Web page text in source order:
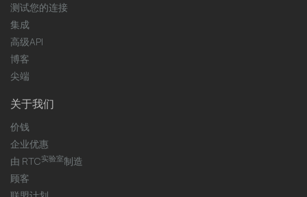
测试您的连接
集成
高级API
博客
尖端
关于我们
价钱
企业优惠
由 RTC实验室制造
顾客